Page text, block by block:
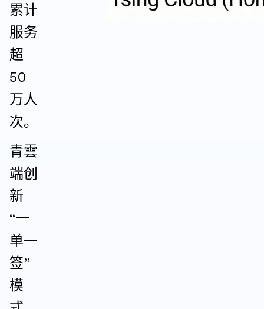
累计
服务
超
50
万人
次。
青雲
端创
新
“一
单一
签”
模